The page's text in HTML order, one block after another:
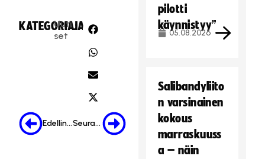
KATEGORIA:
Uuti
set
JAA:
Edellinen Seuraava
pilotti
käynnistyy”
05.08.2026
Salibandyliito
n varsinainen
kokous
marraskuuss
a – näin